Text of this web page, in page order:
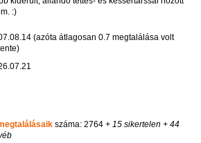
:)
(azóta átlagosan 0.7 megtalálása volt
száma: 2764 + 15 sikertelen + 44